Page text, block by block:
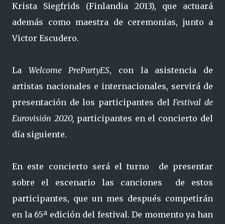
Krista Siegfrids (Finlandia 2013), que actuará
además como maestra de ceremonias, junto a
Victor Escudero.
La Welcome PrePartyES, con la asistencia de
artistas nacionales e internacionales, servirá de
presentación de los participantes delFestival de
Eurovisión 2020, participantes en el concierto del
día siguiente.
En este concierto será el turno de presentar
sobre el escenario las canciones de estos
participantes, que un mes después competirán
en la 65ª edición del festival. De momento ya han